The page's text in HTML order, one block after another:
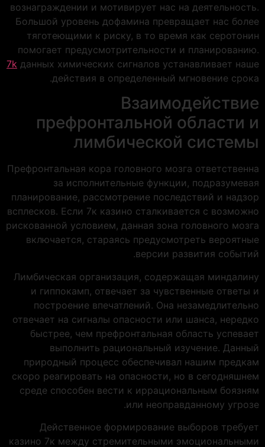
вознаграждении и мотивирует нас на деятельность.
Большой уровень дофамина превращает нас более
тяготеющими к риску, в то время как серотонин
помогает предусмотрительности и планированию.
7k данных химических сигналов устанавливает наше
действия в определенный мгновение срока.
Взаимодействие
префронтальной области и
лимбической системы
Префронтальная кора головного мозга ответственна
за исполнительные функции, подразумевая
планирование, рассмотрение последствий и надзор
всплесков. Если 7к казино сталкивается с возможно
рискованной условием, данная зона головного мозга
включается, стараясь предусмотреть вероятные
версии развития событий.
Лимбическая организация, содержащая миндалину
и гиппокамп, отвечает за чувственные ответы и
построение впечатлений. Она незамедлительно
отвечает на сигналы опасности или шанса, нередко
быстрее, чем префронтальная область успевает
выполнить рациональный изучение. Данный
природный процесс обеспечивал нашим предкам
скоро реагировать на опасности, но в сегодняшнем
среде способен вести к иррациональным боязням
или неоправданному угрозе.
Действенное формирование выборов требует
казино 7к между стремительными эмоциональными